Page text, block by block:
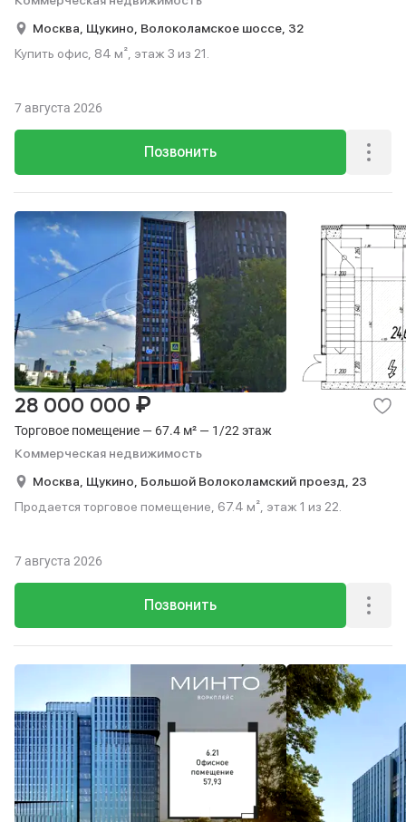
Москва, Щукино, Волоколамское шоссе, 32
Купить офис, 84 м², этаж 3 из 21.
Позвонить
7 августа 2026
Торговое помещение — 67.4 м² — 1/22 этаж
Коммерческая недвижимость
28 000 000 ₽
Москва, Щукино, Большой Волоколамский проезд, 23
Продается торговое помещение, 67.4 м², этаж 1 из 22.
Позвонить
7 августа 2026